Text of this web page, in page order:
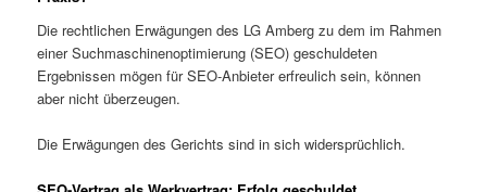
Die rechtlichen Erwägungen des LG Amberg zu dem im Rahmen
einer Suchmaschinenoptimierung (SEO) geschuldeten
Ergebnissen mögen für SEO-Anbieter erfreulich sein, können
aber nicht überzeugen.
Die Erwägungen des Gerichts sind in sich widersprüchlich.